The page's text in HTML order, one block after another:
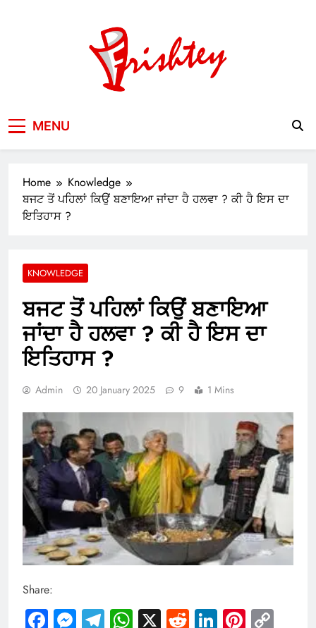
MENU
Home
Knowledge
ਬਜਟ ਤੋਂ ਪਹਿਲਾਂ ਕਿਉਂ ਬਣਾਇਆ ਜਾਂਦਾ ਹੈ ਹਲਵਾ ? ਕੀ ਹੈ ਇਸ ਦਾ
ਇਤਿਹਾਸ ?
KNOWLEDGE
ਬਜਟ ਤੋਂ ਪਹਿਲਾਂ ਕਿਉਂ ਬਣਾਇਆ
ਜਾਂਦਾ ਹੈ ਹਲਵਾ ? ਕੀ ਹੈ ਇਸ ਦਾ
ਇਤਿਹਾਸ ?
Admin 20 January 2025 9 1 Mins
Share:
Facebook
Messenger
Telegram
WhatsApp
X RedditLinkedIn